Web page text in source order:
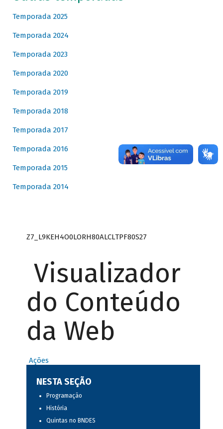
Temporada 2025
Temporada 2024
Temporada 2023
Temporada 2020
Temporada 2019
Temporada 2018
Temporada 2017
Temporada 2016
Temporada 2015
Temporada 2014
Z7_L9KEH4O0LORH80ALCLTPF80S27
Visualizador
do Conteúdo
da Web
Ações
NESTA SEÇÃO
Programação
História
Quintas no BNDES